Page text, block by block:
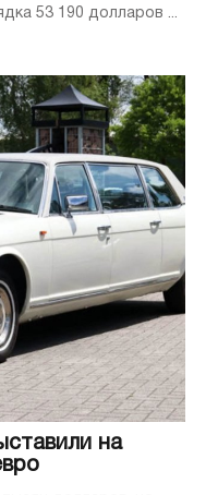
53 190 долларов ...
на